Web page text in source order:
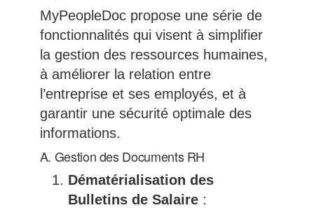
MyPeopleDoc propose une série de
fonctionnalités qui visent à simplifier
la gestion des ressources humaines,
à améliorer la relation entre
l’entreprise et ses employés, et à
garantir une sécurité optimale des
informations.
A. Gestion des Documents RH
Dématérialisation des
Bulletins de Salaire: